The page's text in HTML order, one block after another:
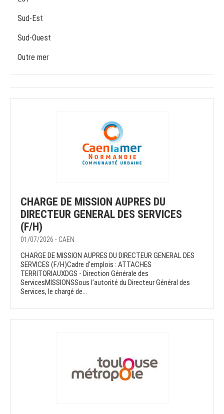
Sud-Est
Sud-Ouest
Outre mer
CHARGE DE MISSION AUPRES DU
DIRECTEUR GENERAL DES SERVICES
(F/H)
01/07/2026 - CAEN
CHARGE DE MISSION AUPRES DU DIRECTEUR GENERAL DES
SERVICES (F/H)Cadre d'emplois : ATTACHES
TERRITORIAUXDGS - Direction Générale des
ServicesMISSIONSSous l’autorité du Directeur Général des
Services, le chargé de...